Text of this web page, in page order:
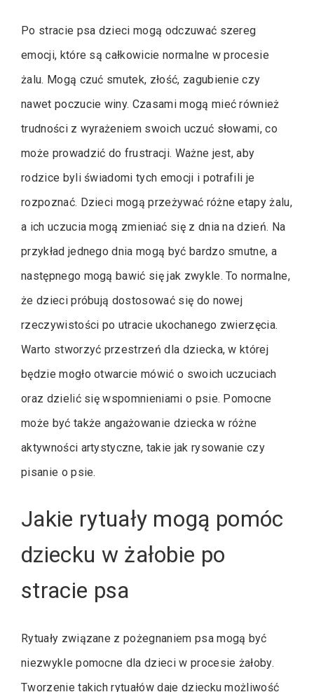
Po stracie psa dzieci mogą odczuwać szereg
emocji, które są całkowicie normalne w procesie
żalu. Mogą czuć smutek, złość, zagubienie czy
nawet poczucie winy. Czasami mogą mieć również
trudności z wyrażeniem swoich uczuć słowami, co
może prowadzić do frustracji. Ważne jest, aby
rodzice byli świadomi tych emocji i potrafili je
rozpoznać. Dzieci mogą przeżywać różne etapy żalu,
a ich uczucia mogą zmieniać się z dnia na dzień. Na
przykład jednego dnia mogą być bardzo smutne, a
następnego mogą bawić się jak zwykle. To normalne,
że dzieci próbują dostosować się do nowej
rzeczywistości po utracie ukochanego zwierzęcia.
Warto stworzyć przestrzeń dla dziecka, w której
będzie mogło otwarcie mówić o swoich uczuciach
oraz dzielić się wspomnieniami o psie. Pomocne
może być także angażowanie dziecka w różne
aktywności artystyczne, takie jak rysowanie czy
pisanie o psie.
Jakie rytuały mogą pomóc
dziecku w żałobie po
stracie psa
Rytuały związane z pożegnaniem psa mogą być
niezwykle pomocne dla dzieci w procesie żałoby.
Tworzenie takich rytuałów daje dziecku możliwość